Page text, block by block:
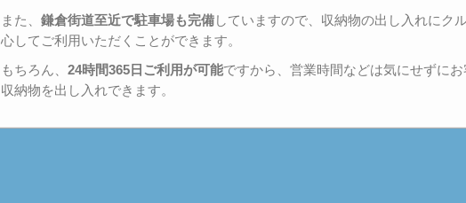
また、鎌倉街道至近で駐車場も完備していますので、収納物の出し入れにク
心してご利用いただくことができます。
もちろん、24時間365日ご利用が可能ですから、営業時間などは気にせずに
収納物を出し入れできます。